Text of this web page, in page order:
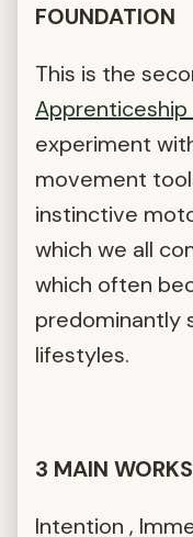
FOUNDATION
This is the
Apprenticeship
experiment
movement
instinctive
which we all
which often
predominantly
lifestyles.
3 MAIN
Intention ,